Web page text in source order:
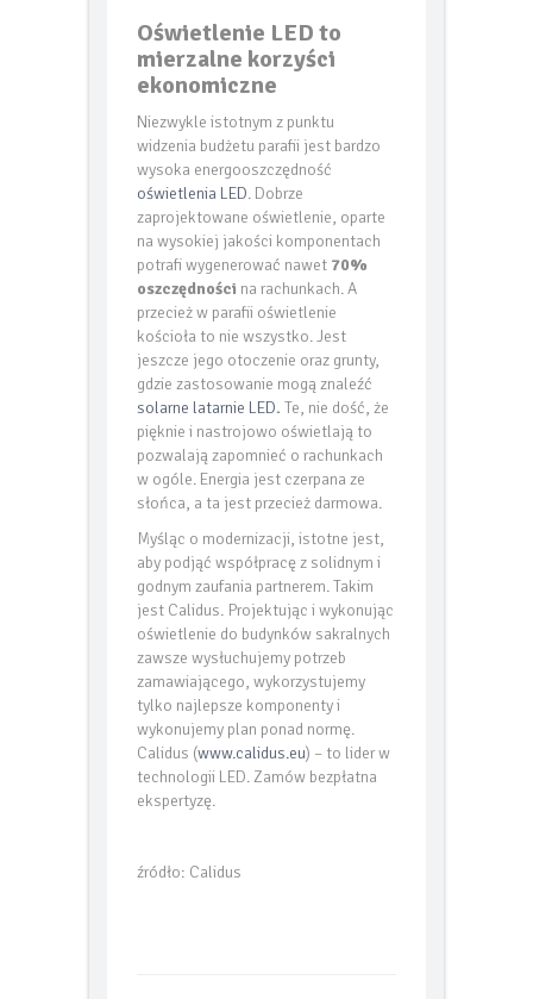
Oświetlenie LED to
mierzalne korzyści
ekonomiczne
Niezwykle istotnym z punktu
widzenia budżetu parafii jest bardzo
wysoka energooszczędność
oświetlenia LED. Dobrze
zaprojektowane oświetlenie, oparte
na wysokiej jakości komponentach
potrafi wygenerować nawet 70%
oszczędności na rachunkach. A
przecież w parafii oświetlenie
kościoła to nie wszystko. Jest
jeszcze jego otoczenie oraz grunty,
gdzie zastosowanie mogą znaleźć
solarne latarnie LED. Te, nie dość, że
pięknie i nastrojowo oświetlają to
pozwalają zapomnieć o rachunkach
w ogóle. Energia jest czerpana ze
słońca, a ta jest przecież darmowa.
Myśląc o modernizacji, istotne jest,
aby podjąć współpracę z solidnym i
godnym zaufania partnerem. Takim
jest Calidus. Projektując i wykonując
oświetlenie do budynków sakralnych
zawsze wysłuchujemy potrzeb
zamawiającego, wykorzystujemy
tylko najlepsze komponenty i
wykonujemy plan ponad normę.
Calidus (www.calidus.eu) – to lider w
technologii LED. Zamów bezpłatna
ekspertyzę.
źródło: Calidus